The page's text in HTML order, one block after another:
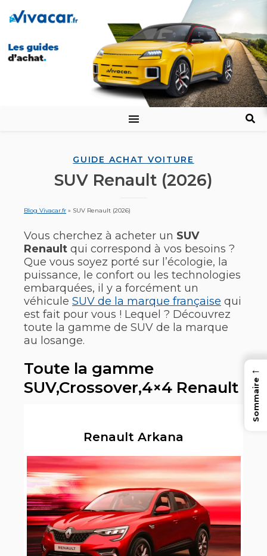
GUIDE ACHAT VOITURE
SUV Renault (2026)
Blog Vivacar.fr » SUV Renault (2026)
Vous cherchez à acheter un SUV
Renault qui correspond à vos besoins ?
Que vous soyez porté sur l’écologie, la
puissance, le confort ou les technologies
embarquées, il y a forcément un
véhicule SUV de la marque française qui
est fait pour vous ! Lequel ? Découvrez
toute la gamme de SUV de la marque
au losange.
Toute la gamme
SUV,Crossover,4×4 Renault
Renault Arkana
←
Sommaire